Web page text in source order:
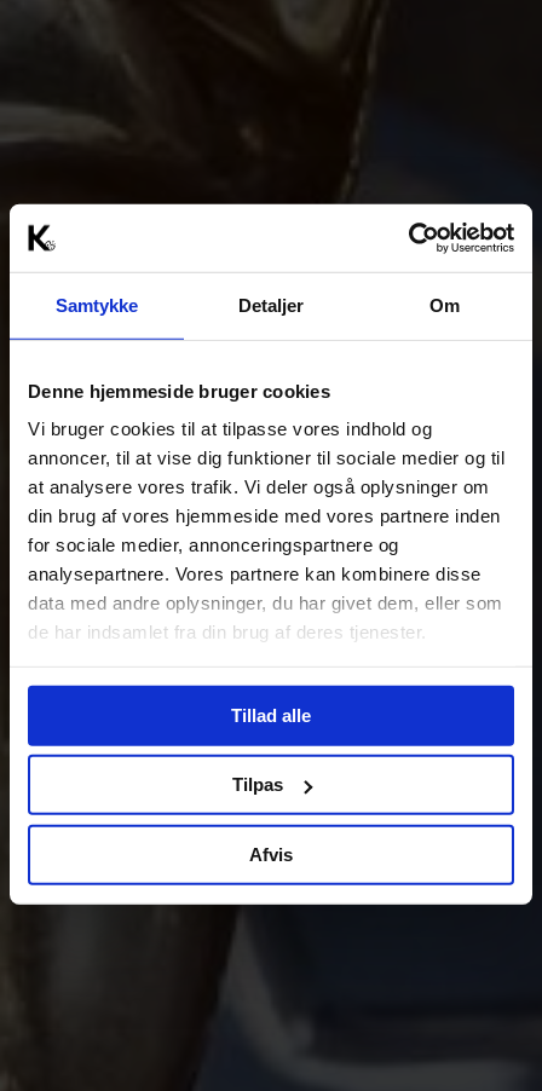
Samtykke Detaljer Om
Denne hjemmeside bruger cookies
Vi bruger cookies til at tilpasse vores indhold og
annoncer, til at vise dig funktioner til sociale medier og til
at analysere vores trafik. Vi deler også oplysninger om
din brug af vores hjemmeside med vores partnere inden
for sociale medier, annonceringspartnere og
analysepartnere. Vores partnere kan kombinere disse
data med andre oplysninger, du har givet dem, eller som
de har indsamlet fra din brug af deres tjenester.
Tillad alle
Tilpas
Afvis